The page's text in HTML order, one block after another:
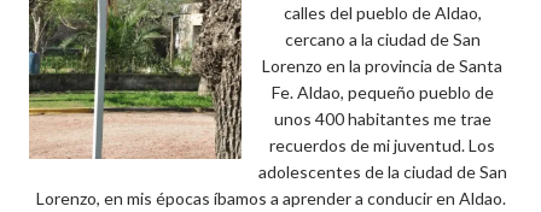
calles del pueblo de Aldao,
cercano a la ciudad de San
Lorenzo en la provincia de Santa
Fe. Aldao, pequeño pueblo de
unos 400 habitantes me trae
recuerdos de mi juventud. Los
adolescentes de la ciudad de San
Lorenzo, en mis épocas íbamos a aprender a conducir en Aldao.